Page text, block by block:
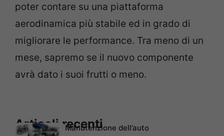
poter contare su una piattaforma
aerodinamica più stabile ed in grado di
migliorare le performance. Tra meno di un
mese, sapremo se il nuovo componente
avrà dato i suoi frutti o meno.
Articoli recentiManutenzione dell’auto